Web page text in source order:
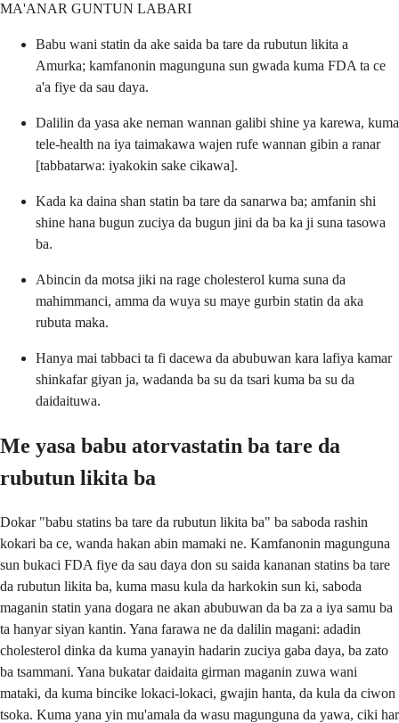
MA'ANAR GUNTUN LABARI
Babu wani statin da ake saida ba tare da rubutun likita a
Amurka; kamfanonin magunguna sun gwada kuma FDA ta ce
a'a fiye da sau daya.
Dalilin da yasa ake neman wannan galibi shine ya karewa, kuma
tele-health na iya taimakawa wajen rufe wannan gibin a ranar
[tabbatarwa: iyakokin sake cikawa].
Kada ka daina shan statin ba tare da sanarwa ba; amfanin shi
shine hana bugun zuciya da bugun jini da ba ka ji suna tasowa
ba.
Abincin da motsa jiki na rage cholesterol kuma suna da
mahimmanci, amma da wuya su maye gurbin statin da aka
rubuta maka.
Hanya mai tabbaci ta fi dacewa da abubuwan kara lafiya kamar
shinkafar giyan ja, wadanda ba su da tsari kuma ba su da
daidaituwa.
Me yasa babu atorvastatin ba tare da
rubutun likita ba
Dokar "babu statins ba tare da rubutun likita ba" ba saboda rashin
kokari ba ce, wanda hakan abin mamaki ne. Kamfanonin magunguna
sun bukaci FDA fiye da sau daya don su saida kananan statins ba tare
da rubutun likita ba, kuma masu kula da harkokin sun ki, saboda
maganin statin yana dogara ne akan abubuwan da ba za a iya samu ba
ta hanyar siyan kantin. Yana farawa ne da dalilin magani: adadin
cholesterol dinka da kuma yanayin hadarin zuciya gaba daya, ba zato
ba tsammani. Yana bukatar daidaita girman maganin zuwa wani
mataki, da kuma bincike lokaci-lokaci, gwajin hanta, da kula da ciwon
tsoka. Kuma yana yin mu'amala da wasu magunguna da yawa, ciki har